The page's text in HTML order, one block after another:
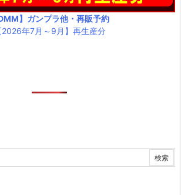
DMM】ガンプラ他・再販予約
2026年7月～9月】再生産分